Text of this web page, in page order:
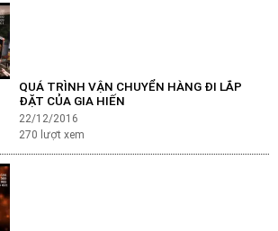
QUÁ TRÌNH VẬN CHUYỂN HÀNG ĐI LẮP
ĐẶT CỦA GIA HIẾN
22/12/2016
270 lượt xem